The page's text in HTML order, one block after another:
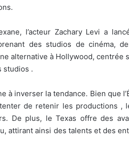
.
l’acteur Zachary Levi a
des studios de cinéma,
alternative à Hollywood, centrée
studios .
à inverser la tendance. Bien que
de retenir les productions ,
De plus, le Texas offre des
attirant ainsi des talents et des